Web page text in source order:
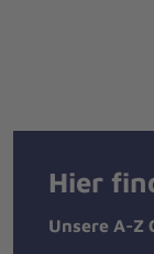
Hier
Unsere A-Z